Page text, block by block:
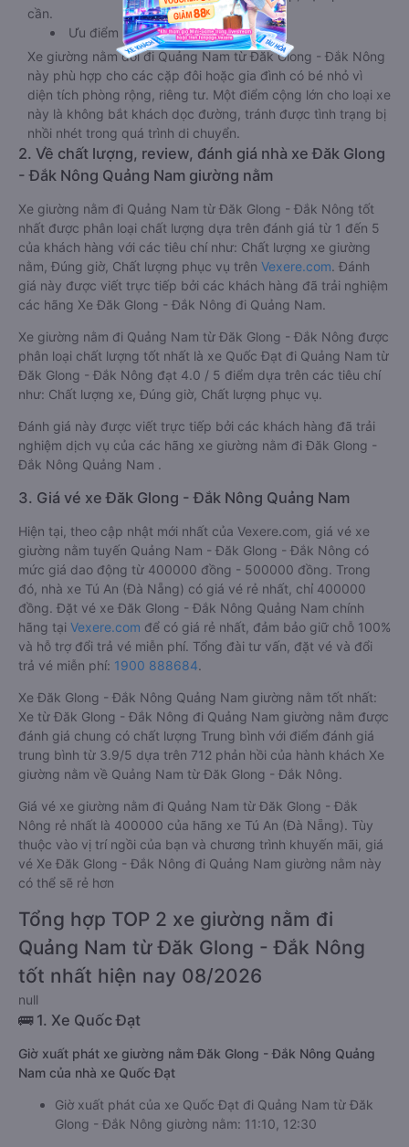
cần.
Ưu điểm
Xe giường nằm đôi đi Quảng Nam từ Đăk Glong - Đắk Nông
này phù hợp cho các cặp đôi hoặc gia đình có bé nhỏ vì
diện tích phòng rộng, riêng tư. Một điểm cộng lớn cho loại xe
này là không bắt khách dọc đường, tránh được tình trạng bị
nhồi nhét trong quá trình di chuyển.
2. Về chất lượng, review, đánh giá nhà xe Đăk Glong
- Đắk Nông Quảng Nam giường nằm
Xe giường nằm đi Quảng Nam từ Đăk Glong - Đắk Nông tốt
nhất được phân loại chất lượng dựa trên đánh giá từ 1 đến 5
của khách hàng với các tiêu chí như: Chất lượng xe giường
nằm, Đúng giờ, Chất lượng phục vụ trên Vexere.com. Đánh
giá này được viết trực tiếp bởi các khách hàng đã trải nghiệm
các hãng Xe Đăk Glong - Đắk Nông đi Quảng Nam.
Xe giường nằm đi Quảng Nam từ Đăk Glong - Đắk Nông được
phân loại chất lượng tốt nhất là xe Quốc Đạt đi Quảng Nam từ
Đăk Glong - Đắk Nông đạt 4.0 / 5 điểm dựa trên các tiêu chí
như: Chất lượng xe, Đúng giờ, Chất lượng phục vụ.
Đánh giá này được viết trực tiếp bởi các khách hàng đã trải
nghiệm dịch vụ của các hãng xe giường nằm đi Đăk Glong -
Đắk Nông Quảng Nam .
3. Giá vé xe Đăk Glong - Đắk Nông Quảng Nam
Hiện tại, theo cập nhật mới nhất của Vexere.com, giá vé xe
giường nằm tuyến Quảng Nam - Đăk Glong - Đắk Nông có
mức giá dao động từ 400000 đồng - 500000 đồng. Trong
đó, nhà xe Tú An (Đà Nẵng) có giá vé rẻ nhất, chỉ 400000
đồng. Đặt vé xe Đăk Glong - Đắk Nông Quảng Nam chính
hãng tại Vexere.com để có giá rẻ nhất, đảm bảo giữ chỗ 100%
và hỗ trợ đổi trả vé miễn phí. Tổng đài tư vấn, đặt vé và đổi
trả vé miễn phí: 1900 888684.
Xe Đăk Glong - Đắk Nông Quảng Nam giường nằm tốt nhất:
Xe từ Đăk Glong - Đắk Nông đi Quảng Nam giường nằm được
đánh giá chung có chất lượng Trung bình với điểm đánh giá
trung bình từ 3.9/5 dựa trên 712 phản hồi của hành khách Xe
giường nằm về Quảng Nam từ Đăk Glong - Đắk Nông.
Giá vé xe giường nằm đi Quảng Nam từ Đăk Glong - Đắk
Nông rẻ nhất là 400000 của hãng xe Tú An (Đà Nẵng). Tùy
thuộc vào vị trí ngồi của bạn và chương trình khuyến mãi, giá
vé Xe Đăk Glong - Đắk Nông đi Quảng Nam giường nằm này
có thể sẽ rẻ hơn
Tổng hợp TOP 2 xe giường nằm đi
Quảng Nam từ Đăk Glong - Đắk Nông
tốt nhất hiện nay 08/2026
null
🚌 1. Xe Quốc Đạt
Giờ xuất phát xe giường nằm Đăk Glong - Đắk Nông Quảng
Nam của nhà xe Quốc Đạt
Giờ xuất phát của xe Quốc Đạt đi Quảng Nam từ Đăk
Glong - Đắk Nông giường nằm: 11:10, 12:30